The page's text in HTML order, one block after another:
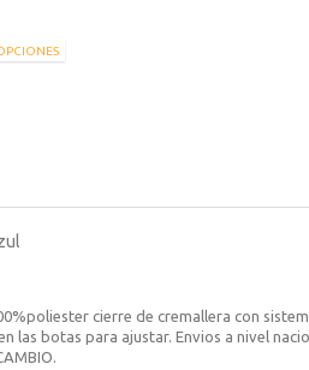
cierre de cremallera con
las botas para ajustar. Envios a nivel